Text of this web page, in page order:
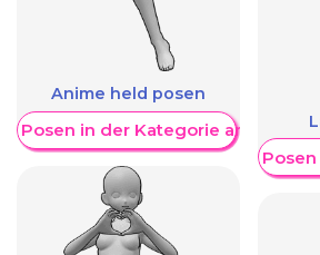
Anime held posen
Posen in der Kategorie anzeigen
Weitere